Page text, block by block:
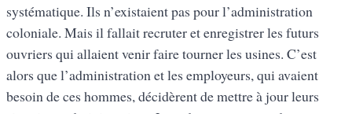
systématique. Ils n’existaient pas pour l’administration
coloniale. Mais il fallait recruter et enregistrer les futurs
ouvriers qui allaient venir faire tourner les usines. C’est
alors que l’administration et les employeurs, qui avaient
besoin de ces hommes, décidèrent de mettre à jour leurs